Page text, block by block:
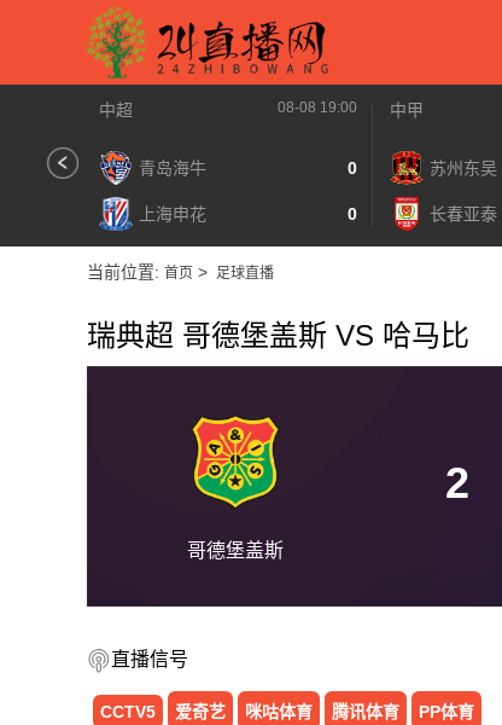
中超 08-08 19:00
青岛海牛 0
上海申花 0
中甲
苏州东吴
长春亚泰
当前位置: 首页 > 足球直播
瑞典超 哥德堡盖斯 VS 哈马比
哥德堡盖斯
2
直播信号
CCTV5 爱奇艺 咪咕体育 腾讯体育
PP体育